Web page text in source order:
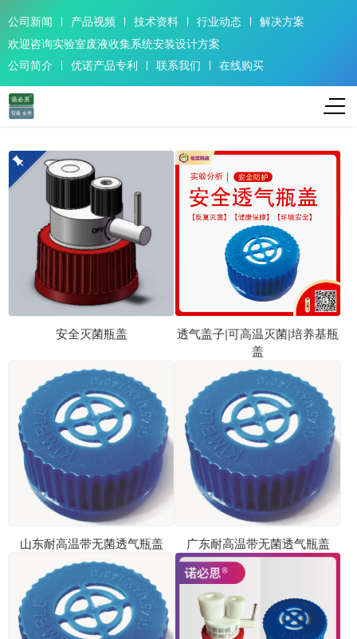
公司新闻 产品视频 技术资料 行业动态
解决方案
欢迎咨询实验室废液收集系统安装设计方案
公司简介
优诺产品专利 联系我们 在线购买
安全灭菌瓶盖
透气盖子|可高温灭菌|培养基瓶
盖
山东耐高温带无菌透气瓶盖 广东耐高温带无菌透气瓶盖